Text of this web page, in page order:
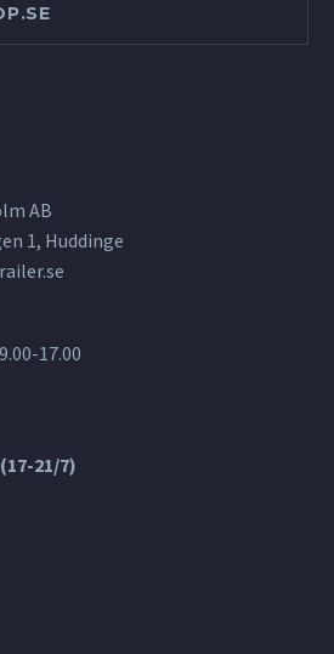
AB
1, Huddinge
17.00
21/7)